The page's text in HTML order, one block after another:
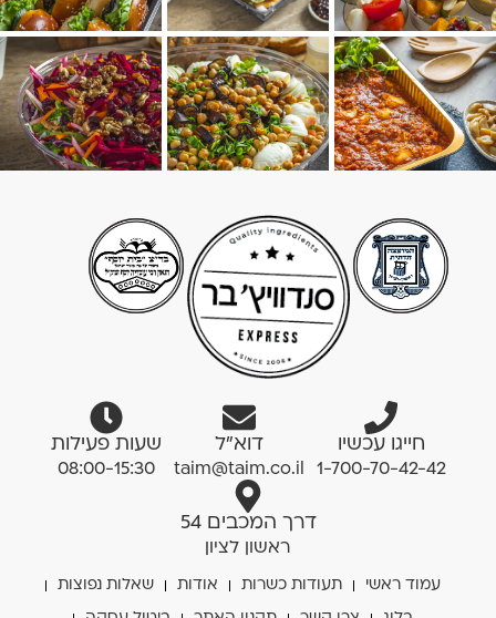
חייגו עכשיו
1-700-70-42-42
דוא”ל
taim@taim.co.il
שעות פעילות
08:00-15:30
דרך המכבים 54
ראשון לציון
עמוד ראשי תעודות כשרות אודות שאלות נפוצות